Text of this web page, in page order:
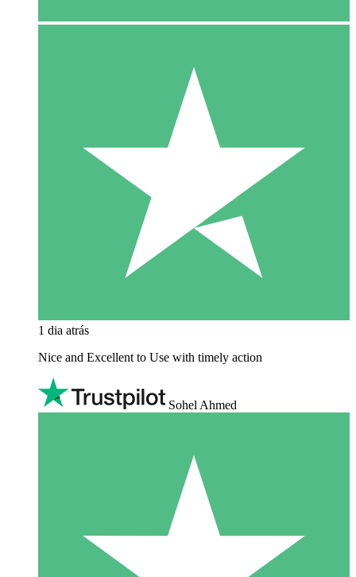
1 dia atrás
Nice and Excellent to Use with timely action
Sohel Ahmed